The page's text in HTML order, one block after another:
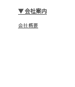
▼会社案内
会社概要